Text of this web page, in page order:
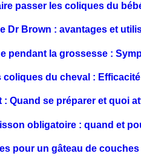
passer les coliques du
Dr Brown : avantages et
pendant la grossesse :
coliques du cheval :
: Quand se préparer et quoi
obligatoire : quand et
pour un gâteau de